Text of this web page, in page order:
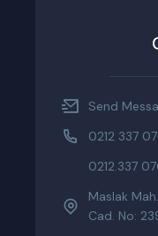
Send
0212 337
0212.337
Maslak
Cad. No: